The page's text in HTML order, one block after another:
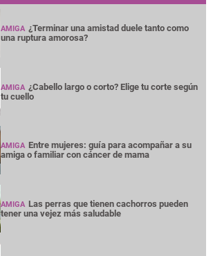
AMIGA ¿Terminar una amistad duele tanto como
una ruptura amorosa?
AMIGA ¿Cabello largo o corto? Elige tu corte según
tu cuello
AMIGA Entre mujeres: guía para acompañar a su
amiga o familiar con cáncer de mama
AMIGA Las perras que tienen cachorros pueden
tener una vejez más saludable